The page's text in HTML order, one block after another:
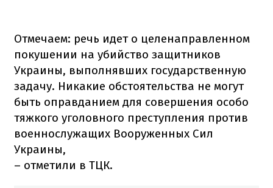
Отмечаем: речь идет о целенаправленном
покушении на убийство защитников
Украины, выполнявших государственную
задачу. Никакие обстоятельства не могут
быть оправданием для совершения особо
тяжкого уголовного преступления против
военнослужащих Вооруженных Сил
Украины,
– отметили в ТЦК.